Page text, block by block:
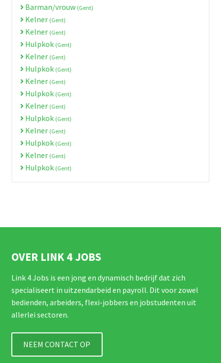
Barman/vrouw (Gent)
Kelner (Gent)
Kelner (Gent)
Hulpkok (Gent)
Kelner (Gent)
Hulpkok (Gent)
Kelner (Gent)
Hulpkok (Gent)
Kelner (Gent)
Hulpkok (Gent)
Kelner (Gent)
Hulpkok (Gent)
Kelner (Gent)
Hulpkok (Gent)
OVER LINK 4 JOBS
Link 4 Jobs is een jong en dynamisch bedrijf dat zich
specialiseert in uitzendarbeid en payroll. Dit voor zowel
bedienden, arbeiders, flexi-jobbers en jobstudenten uit
allerlei sectoren.
NEEM CONTACT OP